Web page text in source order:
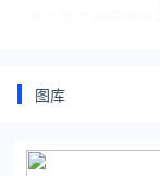
发
原文链接 https://
图库